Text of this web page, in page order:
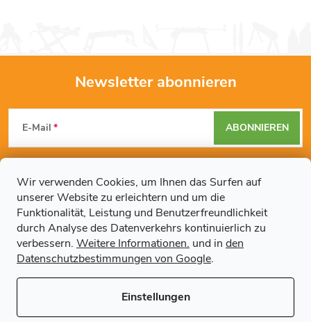
Wir verwenden Cookies, um Ihnen das Surfen auf
unserer Website zu erleichtern und um die
Funktionalität, Leistung und Benutzerfreundlichkeit
durch Analyse des Datenverkehrs kontinuierlich zu
verbessern. Weitere Informationen. und in den
Datenschutzbestimmungen von Google.
Einstellungen
F
u
ß
Newsletter abonnieren
E-Mail
Datenschutzbestimmungen
einverstanden.
ABONNIEREN
Weitere Informationen